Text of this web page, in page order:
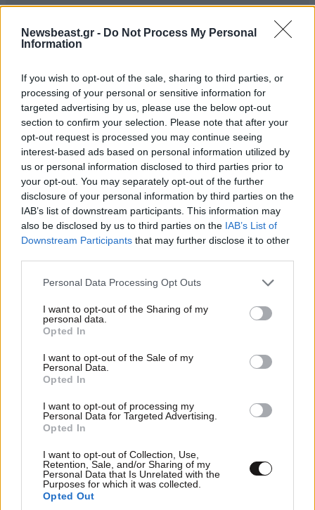
Newsbeast.gr - Do Not Process My Personal
Information
If you wish to opt-out of the sale, sharing to third parties, or
processing of your personal or sensitive information for
targeted advertising by us, please use the below opt-out
section to confirm your selection. Please note that after your
opt-out request is processed you may continue seeing
interest-based ads based on personal information utilized by
us or personal information disclosed to third parties prior to
your opt-out. You may separately opt-out of the further
disclosure of your personal information by third parties on the
IAB’s list of downstream participants. This information may
also be disclosed by us to third parties on the IAB’s List of
Downstream Participants that may further disclose it to other
Please note that this website/app uses one or more Google
not limited to your visit or usage behaviour. You may click to
grant or deny consent to Google and its third-party tags to
use your data for below specified purposes in below Google
consent section.
Personal Data Processing Opt Outs
I want to opt-out of the Sharing of my
personal data.
Opted In
I want to opt-out of the Sale of my
Personal Data.
Opted In
I want to opt-out of processing my
Personal Data for Targeted Advertising.
Opted In
I want to opt-out of Collection, Use,
Retention, Sale, and/or Sharing of my
Personal Data that Is Unrelated with the
Purposes for which it was collected.
Opted Out